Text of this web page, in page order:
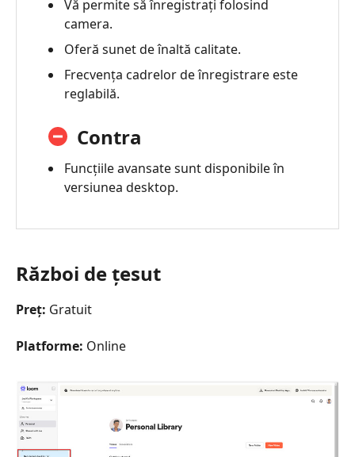
Vă permite să înregistrați folosind
camera.
Oferă sunet de înaltă calitate.
Frecvența cadrelor de înregistrare este
reglabilă.
Contra
Funcțiile avansate sunt disponibile în
versiunea desktop.
Război de ţesut
Preț: Gratuit
Platforme: Online